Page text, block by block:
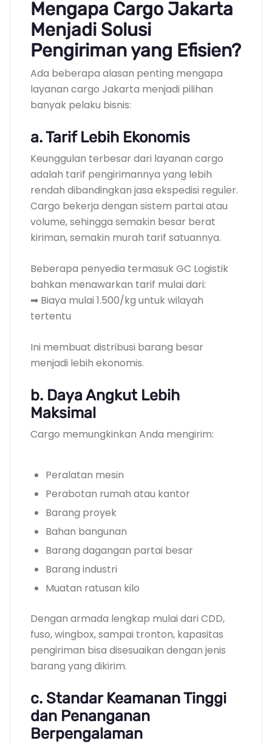
Mengapa Cargo Jakarta
Menjadi Solusi
Pengiriman yang Efisien?
Ada beberapa alasan penting mengapa
layanan cargo Jakarta menjadi pilihan
banyak pelaku bisnis:
a. Tarif Lebih Ekonomis
Keunggulan terbesar dari layanan cargo
adalah tarif pengirimannya yang lebih
rendah dibandingkan jasa ekspedisi reguler.
Cargo bekerja dengan sistem partai atau
volume, sehingga semakin besar berat
kiriman, semakin murah tarif satuannya.
Beberapa penyedia termasuk GC Logistik
bahkan menawarkan tarif mulai dari:
➡ Biaya mulai 1.500/kg untuk wilayah
tertentu
Ini membuat distribusi barang besar
menjadi lebih ekonomis.
b. Daya Angkut Lebih
Maksimal
Cargo memungkinkan Anda mengirim:
Peralatan mesin
Perabotan rumah atau kantor
Barang proyek
Bahan bangunan
Barang dagangan partai besar
Barang industri
Muatan ratusan kilo
Dengan armada lengkap mulai dari CDD,
fuso, wingbox, sampai tronton, kapasitas
pengiriman bisa disesuaikan dengan jenis
barang yang dikirim.
c. Standar Keamanan Tinggi
dan Penanganan
Berpengalaman